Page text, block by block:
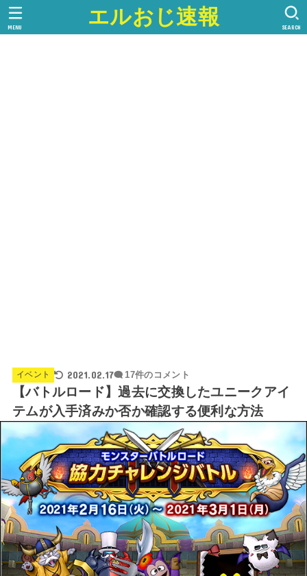
エルおじ速報 SEARCH
MENU
イベント 2021.02.17 17件のコメント
【バトルロード】過去に交換したユニークアイ
テムが入手済みか否か確認する便利な方法